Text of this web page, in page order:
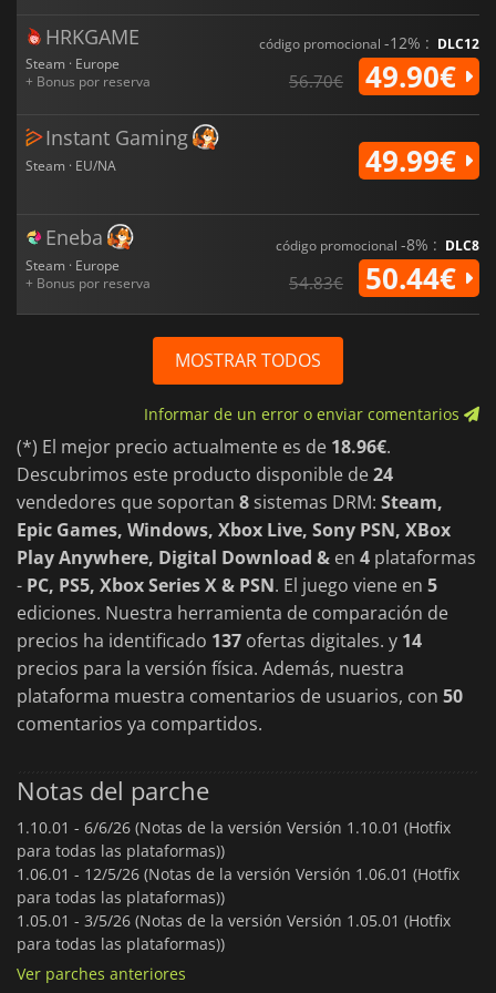
HRKGAME
Steam · Europe
+ Bonus por reserva
código promocional -12% : DLC12
56.70€ 49.90€
Instant Gaming
Steam · EU/NA 49.99€
Eneba
Steam · Europe
+ Bonus por reserva
código promocional -8% : DLC8
54.83€ 50.44€
MOSTRAR TODOS
Informar de un error o enviar comentarios
(*) El mejor precio actualmente es de 18.96€.
Descubrimos este producto disponible de24
vendedores que soportan 8 sistemas DRM: Steam,
Epic Games, Windows, Xbox Live, Sony PSN, XBox
Play Anywhere, Digital Download & en 4 plataformas
- PC, PS5, Xbox Series X & PSN. El juego viene en 5
ediciones. Nuestra herramienta de comparación de
precios ha identificado 137 ofertas digitales. y 14
precios para la versión física. Además, nuestra
plataforma muestra comentarios de usuarios, con 50
comentarios ya compartidos.
Notas del parche
1.10.01 - 6/6/26 (Notas de la versión Versión 1.10.01 (Hotfix
para todas las plataformas))
1.06.01 - 12/5/26 (Notas de la versión Versión 1.06.01 (Hotfix
para todas las plataformas))
1.05.01 - 3/5/26 (Notas de la versión Versión 1.05.01 (Hotfix
para todas las plataformas))
Ver parches anteriores